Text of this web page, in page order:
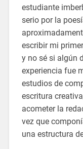
estudiante
serio por la
escribir mi
y no sé si algún
experiencia fue
estudios de
escritura
acometer la
vez que
una estructura